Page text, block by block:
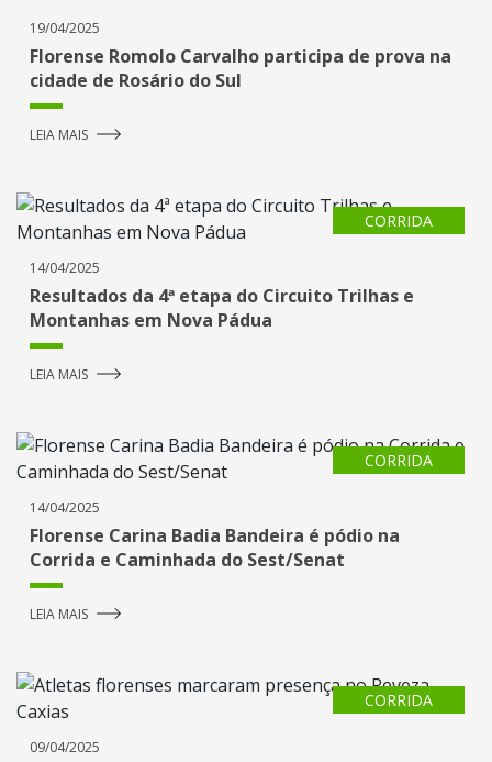
19/04/2025
Florense Romolo Carvalho participa de prova na
cidade de Rosário do Sul
LEIA MAIS
CORRIDA
14/04/2025
Resultados da 4ª etapa do Circuito Trilhas e
Montanhas em Nova Pádua
LEIA MAIS
CORRIDA
14/04/2025
Florense Carina Badia Bandeira é pódio na
Corrida e Caminhada do Sest/Senat
LEIA MAIS
CORRIDA
09/04/2025